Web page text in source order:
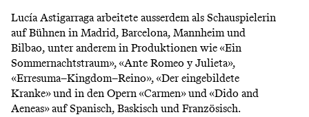
Lucía Astigarraga arbeitete ausserdem als Schauspielerin
auf Bühnen in Madrid, Barcelona, Mannheim und
Bilbao, unter anderem in Produktionen wie «Ein
Sommernachtstraum», «Ante Romeo y Julieta»,
«Erresuma–Kingdom–Reino», «Der eingebildete
Kranke» und in den Opern «Carmen» und «Dido and
Aeneas» auf Spanisch, Baskisch und Französisch.